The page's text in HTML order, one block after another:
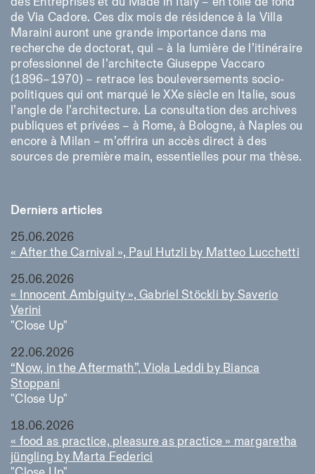
de Via Cadore. Ces dix mois de résidence à la Villa
Maraini auront une grande importance dans ma
recherche de doctorat, qui – à la lumière de l’itinéraire
professionnel de l’architecte Giuseppe Vaccaro
(1896–1970) – retrace les bouleversements socio-
politiques qui ont marqué le XXe siècle en Italie, sous
l’angle de l’architecture. La consultation des archives
publiques et privées – à Rome, à Bologne, à Naples ou
encore à Milan – m’offrira un accès direct à des
sources de première main, essentielles pour ma thèse.
Derniers articles
25.06.2026
« After the Carnival », Paul Hutzli by Matteo Lucchetti
25.06.2026
« Innocent Ambiguity », Gabriel Stöckli by Saverio
Verini
"Close Up"
22.06.2026
“Now, in the Aftermath”, Viola Leddi by Bianca
Stoppani
"Close Up"
18.06.2026
« food as practice, pleasure as practice » margaretha
jüngling by Marta Federici